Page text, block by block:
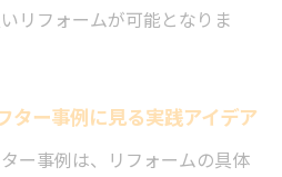
両立する実例選びのコツ
るリフォーム実例まとめ
リフォームが可能となりま
ター事例に見る実践アイデア
ー事例は、リフォームの具体